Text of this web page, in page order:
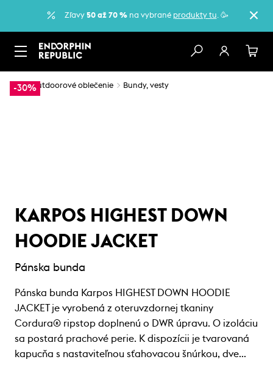
Zľavy 50 až 70 %na vybrané produkty tu. 🥳
-30%
… Outdoorové oblečenie Bundy, vesty
KARPOS HIGHEST DOWN
HOODIE JACKET
Pánska bunda
Pánska bunda Karpos HIGHEST DOWN HOODIE
JACKET je vyrobená z oteruvzdornej tkaniny
Cordura® ripstop doplnenú o DWR úpravu. O izoláciu
sa postará prachové perie. K dispozícii je tvarovaná
kapucňa s nastaviteľnou sťahovacou šnúrkou, dve…